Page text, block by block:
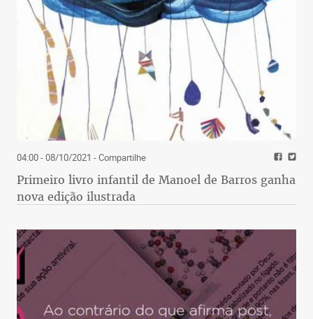
04:00 - 08/10/2021 - Compartilhe
Primeiro livro infantil de Manoel de Barros ganha
nova edição ilustrada